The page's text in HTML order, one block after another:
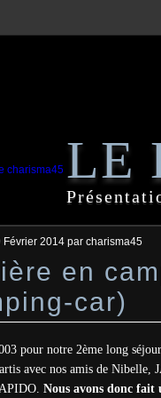
LE
Février 2014 par charisma45
en
car)
pour notre 2ème long
avec nos amis de
Nous avons donc fait